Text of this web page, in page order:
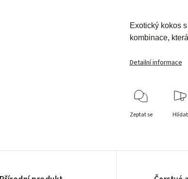
Exotický kokos
kombinace,
Detailní informace
Zeptat se Hlídat